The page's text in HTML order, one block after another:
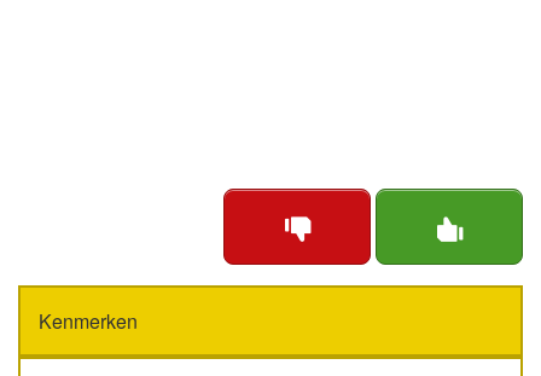
Kenmerken